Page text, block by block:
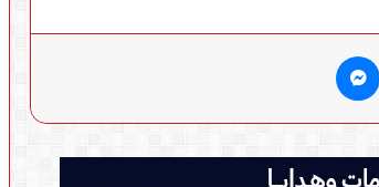
سكايب